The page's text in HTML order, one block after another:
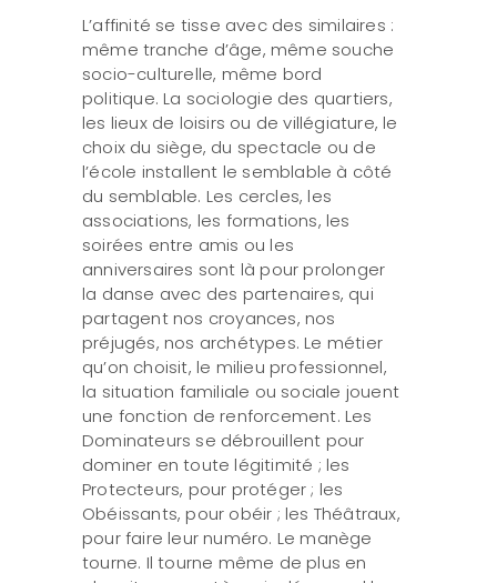
L’affinité se tisse avec des similaires :
même tranche d’âge, même souche
socio-culturelle, même bord
politique. La sociologie des quartiers,
les lieux de loisirs ou de villégiature, le
choix du siège, du spectacle ou de
l’école installent le semblable à côté
du semblable. Les cercles, les
associations, les formations, les
soirées entre amis ou les
anniversaires sont là pour prolonger
la danse avec des partenaires, qui
partagent nos croyances, nos
préjugés, nos archétypes. Le métier
qu’on choisit, le milieu professionnel,
la situation familiale ou sociale jouent
une fonction de renforcement. Les
Dominateurs se débrouillent pour
dominer en toute légitimité ; les
Protecteurs, pour protéger ; les
Obéissants, pour obéir ; les Théâtraux,
pour faire leur numéro. Le manège
tourne. Il tourne même de plus en